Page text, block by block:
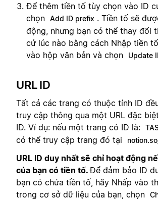
Để thêm tiền tố tùy chọn vào ID
chọn Add ID prefix . Tiền tố sẽ
động, nhưng bạn có thể thay đổi
cứ lúc nào bằng cách Nhập tiền
vào hộp văn bản và chọn
Update
URL ID
Tất cả các trang có thuộc tính ID
truy cập thông qua một URL đặc
ID. Ví dụ: nếu một trang có ID là:
có thể truy cập trang đó tại
URL ID duy nhất sẽ chỉ hoạt động
của bạn có tiền tố.Để đảm bảo ID
bạn có chứa tiền tố, hãy Nhấp vào
trong cơ sở dữ liệu của bạn, chọn